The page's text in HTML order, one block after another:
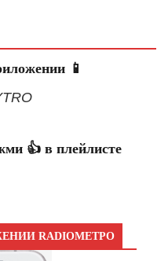
📱
👍 в плейлисте
RADIOМЕТРО